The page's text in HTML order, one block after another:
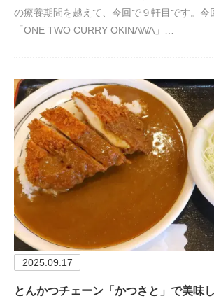
の療養期間を越えて、今回で９軒目です。今
「ONE TWO CURRY OKINAWA」…
2025.09.17
とんかつチェーン「かつさと」で美味